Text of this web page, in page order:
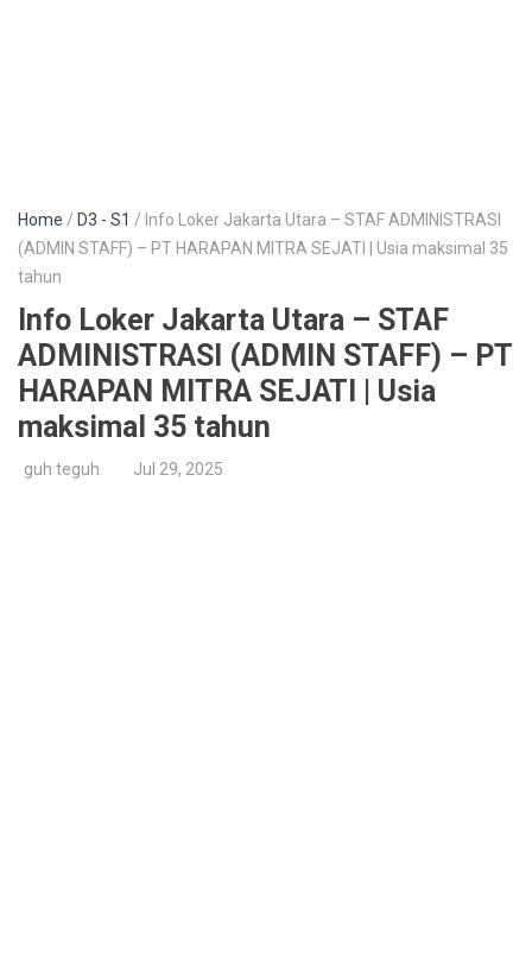
Home / D3 - S1 / Info Loker Jakarta Utara – STAF ADMINISTRASI
(ADMIN STAFF) – PT HARAPAN MITRA SEJATI | Usia maksimal 35
tahun
Info Loker Jakarta Utara – STAF
ADMINISTRASI (ADMIN STAFF) – PT
HARAPAN MITRA SEJATI | Usia
maksimal 35 tahun
guh teguh Jul 29, 2025